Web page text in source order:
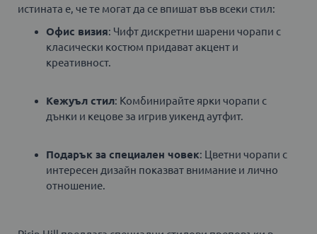
истината е, че те могат да се впишат във всеки стил:
Офис визия: Чифт дискретни шарени чорапи с
класически костюм придават акцент и
креативност.
Кежуъл стил: Комбинирайте ярки чорапи с
дънки и кецове за игрив уикенд аутфит.
Подарък за специален човек: Цветни чорапи с
интересен дизайн показват внимание и лично
отношение.